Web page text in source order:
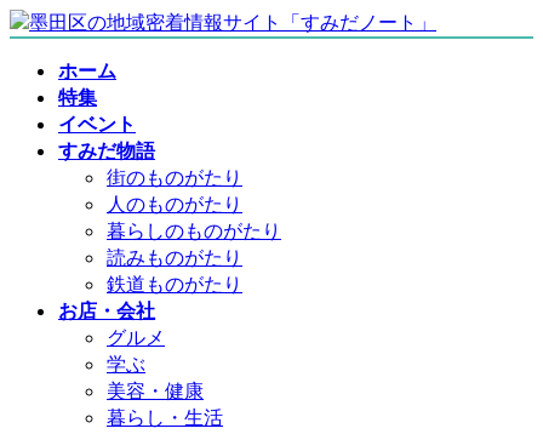
コ
ナ
ホーム
特集
イベント
すみだ物語
街のものがたり
人のものがたり
暮らしのものがたり
読みものがたり
鉄道ものがたり
お店・会社
グルメ
学ぶ
美容・健康
暮らし・生活